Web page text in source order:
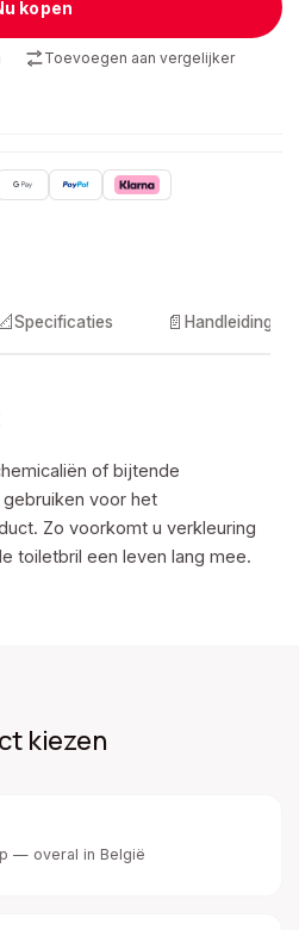
kopen
Toevoegen aan vergelijker
Specificaties 📄 Handleidingen
of bijtende
voor het
Zo voorkomt u verkleuring
toiletbril een leven lang mee.
kiezen
— overal in België